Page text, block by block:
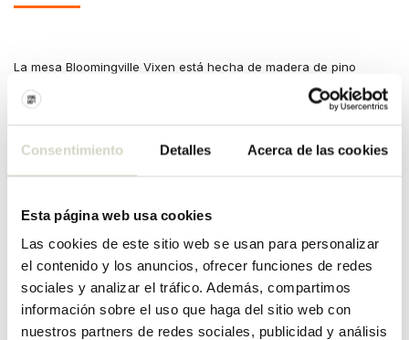
Consentimiento Detalles Acerca de las cookies
Esta página web usa cookies
Las cookies de este sitio web se usan para personalizar
el contenido y los anuncios, ofrecer funciones de redes
sociales y analizar el tráfico. Además, compartimos
información sobre el uso que haga del sitio web con
nuestros partners de redes sociales, publicidad y análisis
La mesa Bloomingville Vixen está hecha de madera de pino
lacada en negro y tiene una llamativa estructura de madera y una
base escultórica. El diseño elegante se adapta a cualquier
Dimensiones: diámetro 80 x alto 75cm
ESPECIFICACIONES DEL
PRODUCTO
Número de artículo 82065052